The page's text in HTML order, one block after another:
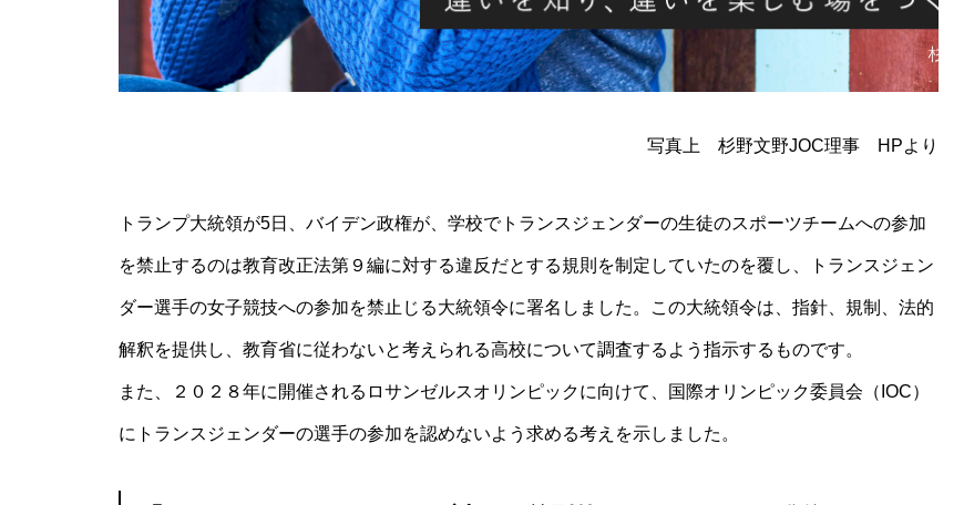
写真上 杉野文野JOC理事 HPより
トランプ大統領が5日、バイデン政権が、学校でトランスジェンダーの生徒のスポーツチームへの参加
を禁止するのは教育改正法第９編に対する違反だとする規則を制定していたのを覆し、トランスジェン
ダー選手の女子競技への参加を禁止じる大統領令に署名しました。この大統領令は、指針、規制、法的
解釈を提供し、教育省に従わないと考えられる高校について調査するよう指示するものです。
また、２０２８年に開催されるロサンゼルスオリンピックに向けて、国際オリンピック委員会（IOC）
にトランスジェンダーの選手の参加を認めないよう求める考えを示しました。